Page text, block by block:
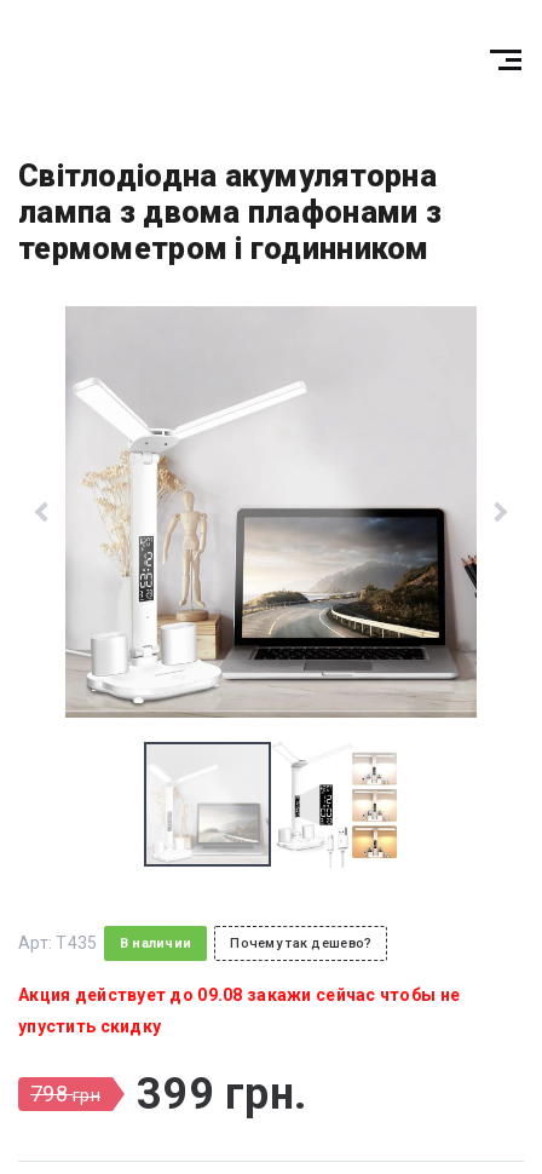
Світлодіодна акумуляторна
лампа з двома плафонами з
термометром і годинником
Арт:T435 В наличии Почему так дешево?
Акция действует до 09.08 закажи сейчас чтобы не
упустить скидку
798грн 399 грн.